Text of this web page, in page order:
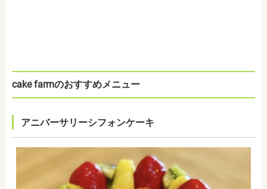
cake farmのおすすめメニュー
アニバーサリーシフォンケーキ